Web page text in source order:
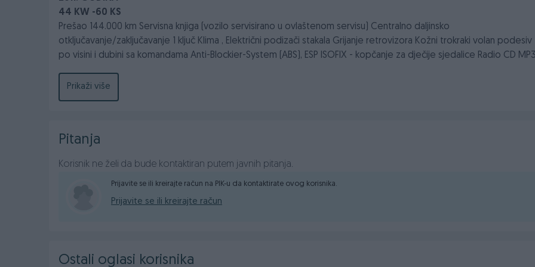
44 KW -60 KS
Prešao 144.000 km Servisna knjiga (vozilo servisirano u ovlaštenom servisu) Centralno daljinsko
otključavanje/zaključavanje 1 ključ Klima , Električni podizači stakala Grijanje retrovizora Kožni trokraki volan podesiv
po visini i dubini sa komandama Anti-Blockier-System (ABS), ESP ISOFIX - kopčanje za dječije sjedalice Radio CD
Pismena garancija na porijeklo vozila !
Pismena garancija na pređenu kilometražu !
CIJENA SA PLAĆENIM POREZOM I URAČUNATIM PDV-om
FIXNA CIJENA
Vozilo možete pogledati svakim danom od 09:00pa do17:00h u našem prodajnom salonu, koji se nalazi na
Ismeta Alajbegovića Šerbe br. 1A, Stup/Ilidža
EUROCENTAR
Prikaži više
Pitanja
Korisnik ne želi da bude kontaktiran putem javnih pitanja.
Prijavite se ili kreirajte račun na PIK-u da kontaktirate ovog korisnika.
Prijavite se ili kreirajte račun
Ostali oglasi korisnika